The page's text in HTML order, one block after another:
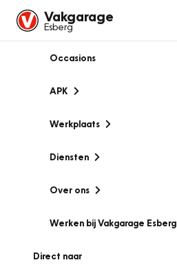
Vakgarage
Esberg
Occasions
APK
Werkplaats
Diensten
Over ons
Werken bij Vakgarage Esberg
Direct naar